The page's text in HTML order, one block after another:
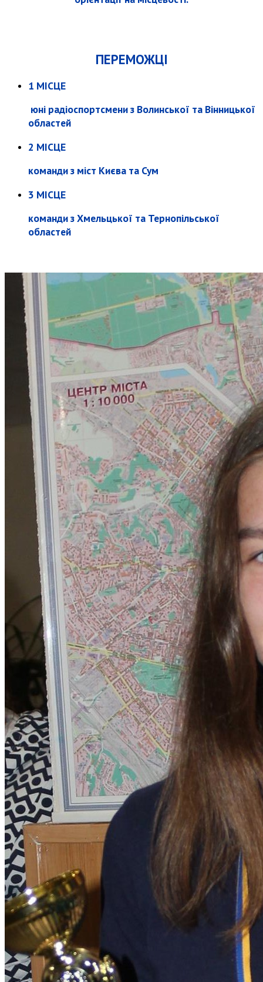
ПЕРЕМОЖЦІ
1 МІСЦЕ
юні радіоспортсмени з Волинської та Вінницької
областей
2 МІСЦЕ
команди з міст Києва та Сум
3 МІСЦЕ
команди з Хмельцької та Тернопільської
областей